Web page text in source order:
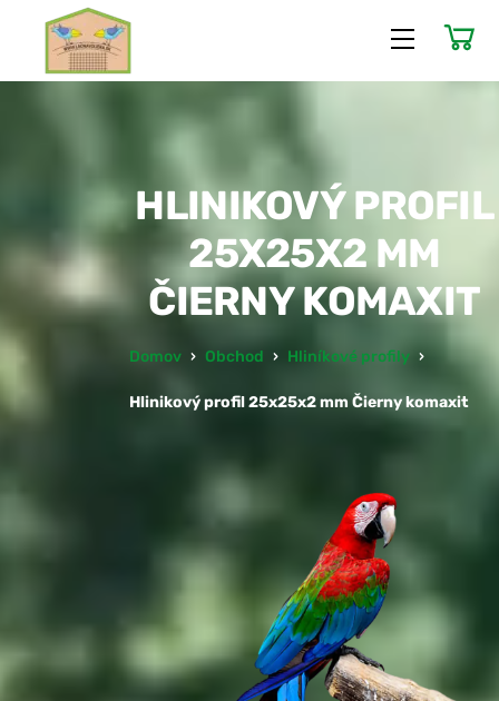
content
Menu
HLINIKOVÝ PROFIL
25X25X2 MM
ČIERNY KOMAXIT
Domov › Obchod › Hliníkové profily ›
Hlinikový profil 25x25x2 mm Čierny komaxit